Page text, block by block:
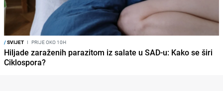
/SVIJET I PRIJE OKO 10H
Hiljade zaraženih parazitom iz salate u SAD-u: Kako se širi
Ciklospora?